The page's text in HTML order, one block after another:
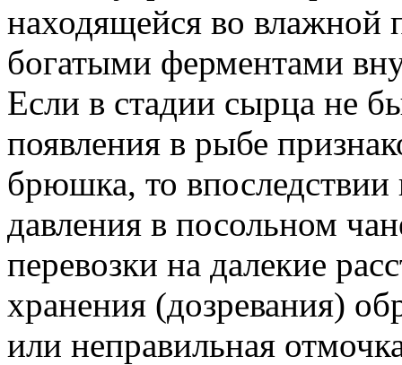
находящейся во влажной
богатыми ферментами
Если в стадии сырца не
появления в рыбе
брюшка, то
давления в посольном
перевозки на далекие
хранения (дозревания)
или неправильная